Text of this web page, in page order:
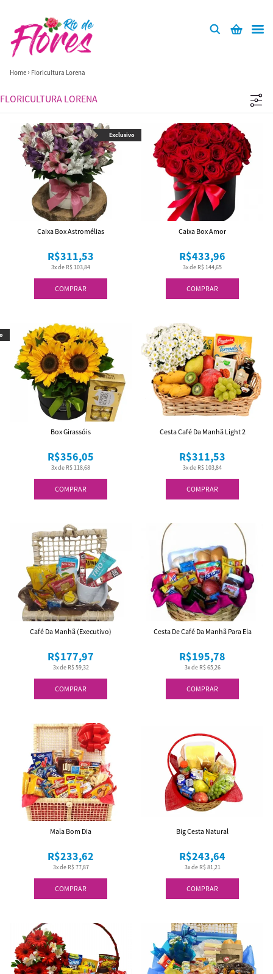
Home Floricultura Lorena
FLORICULTURA LORENA
COMPRAR
3x de R$ 103,84
R$311,53
Caixa Box Astromélias
Exclusivo
COMPRAR
3x de R$ 144,65
R$433,96
Caixa Box Amor
COMPRAR
3x de R$ 118,68
R$356,05
Box Girassóis
COMPRAR
3x de R$ 103,84
R$311,53
Cesta Café Da Manhã Light 2
COMPRAR
3x de R$ 59,32
R$177,97
Café Da Manhã (Executivo)
COMPRAR
3x de R$ 65,26
R$195,78
Cesta De Café Da Manhã Para Ela
COMPRAR
3x de R$ 77,87
R$233,62
Mala Bom Dia
COMPRAR
3x de R$ 81,21
R$243,64
Big Cesta Natural